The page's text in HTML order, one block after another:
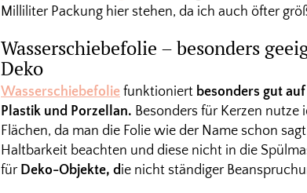
Milliliter Packung hier stehen, da ich auch öfter
Wasserschiebefolie – besonders
Deko
Wasserschiebefolie funktioniert besonders gut
Plastik und Porzellan. Besonders für Kerzen nutze
Flächen, da man die Folie wie der Name schon
Haltbarkeit beachten und diese nicht in die
für Deko-Objekte, die nicht ständiger